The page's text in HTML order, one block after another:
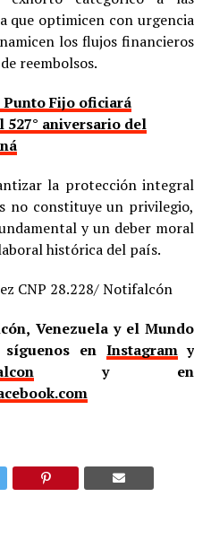
que optimicen con urgencia
los flujos financieros
reembolsos.
Punto Fijo oficiará
aniversario del
la protección integral
no constituye un privilegio,
y un deber moral
histórica del país.
CNP 28.228/ Notifalcón
Venezuela y el Mundo
síguenos en Instagramy
y en